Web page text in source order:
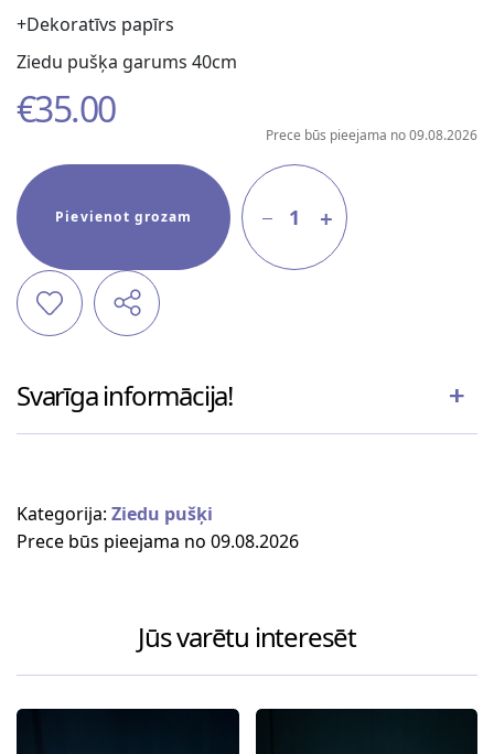
+Dekoratīvs papīrs
Ziedu pušķa garums 40cm
€35.00
Prece būs pieejama no 09.08.2026
Pievienot grozam 1
Svarīga informācija!
Kategorija: Ziedu pušķi
Prece būs pieejama no 09.08.2026
Jūs varētu interesēt